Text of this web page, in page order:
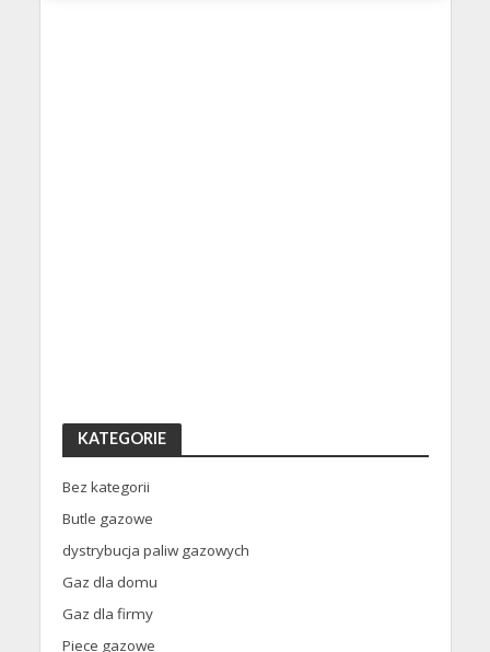
KATEGORIE
Bez kategorii
Butle gazowe
dystrybucja paliw gazowych
Gaz dla domu
Gaz dla firmy
Piece gazowe